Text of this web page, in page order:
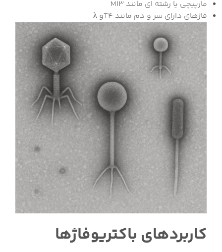
مارپیچی یا رشته ای مانند M13
فاژهای دارای سر و دم مانند T4و λ
کاربردهای باکتریوفاژها